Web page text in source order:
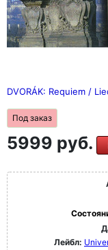
DVORÁK: Requiem /
Под заказ
5999 руб.
Лейбл: